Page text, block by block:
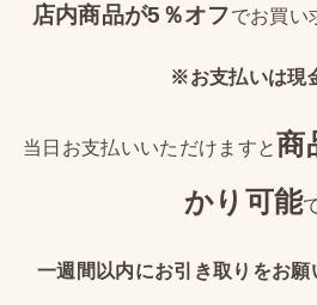
店内商品が5％オフでお買い
※お支払いは現
当日お支払いいただけますと商
かり可能
一週間以内にお引き取りをお願